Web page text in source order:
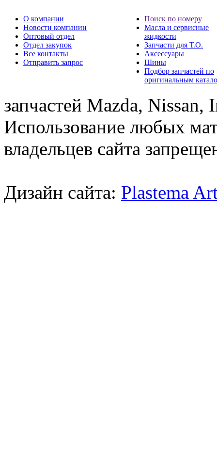
О компании
Новости компании
Оптовый отдел
Отдел закупок
Все контакты
Отправить запрос
Поиск по номеру
Масла и сервисные
жидкости
Запчасти для Т.О.
Аксессуары
Шины
Подбор запчастей по
оригинальным
запчастей Mazda,
Использование любых
владельцев сайта
Дизайн сайта: Plastema